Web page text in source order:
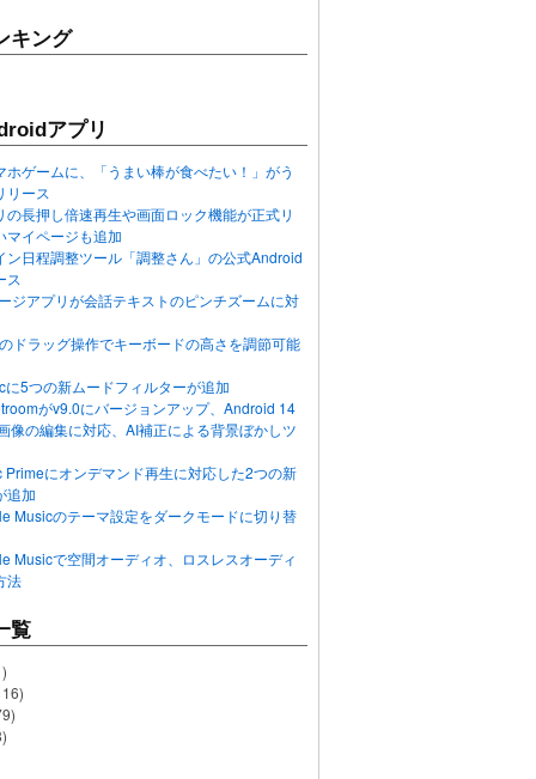
キング
アプリ
ホゲームに、「うまい棒が食べたい！」がう
リース
の長押し倍速再生や画面ロック機能が正式リ
マイページも追加
ン日程調整ツール「調整さん」の公式Android
ス
ジアプリが会話テキストのピンチズームに対
ドラッグ操作でキーボードの高さを調節可能
に5つの新ムードフィルターが追加
がv9.0にバージョンアップ、Android 14
像の編集に対応、AI補正による背景ぼかしツ
Primeにオンデマンド再生に対応した2つの新
追加
Musicのテーマ設定をダークモードに切り替
Musicで空間オーディオ、ロスレスオーディ
法
覧